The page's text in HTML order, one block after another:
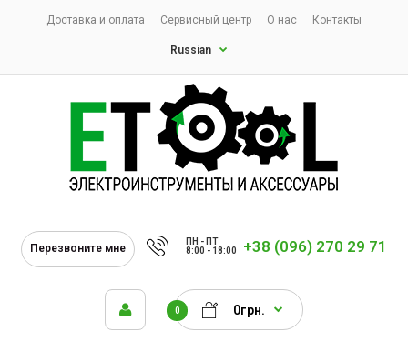
Доставка и оплата Сервисный центр О нас Контакты
Russian
Перезвоните мне
ПН - ПТ
8:00 - 18:00
+38 (096) 270 29 71
0 0грн.